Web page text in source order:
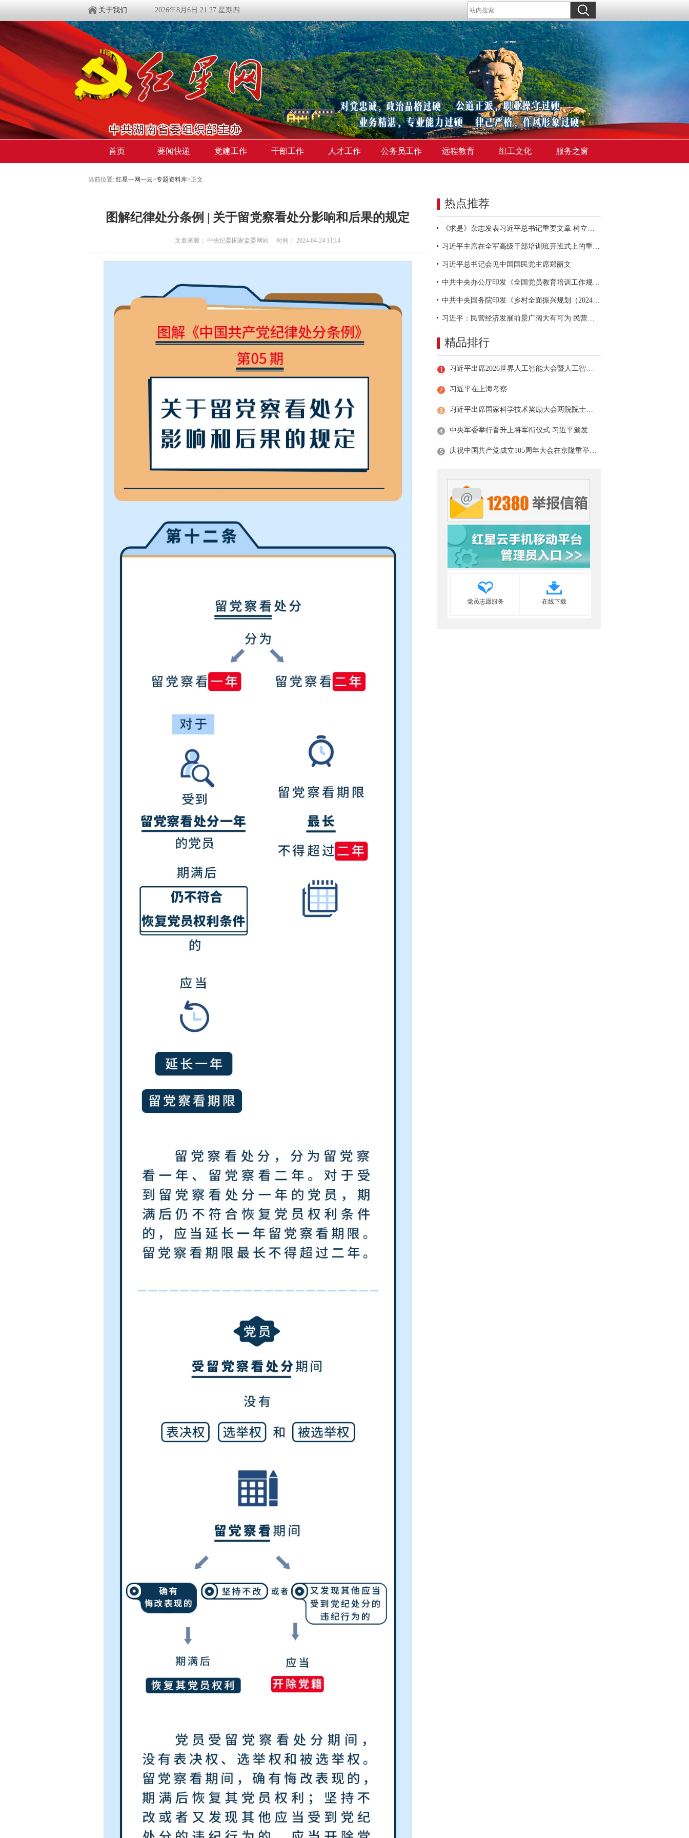
关于我们 2026年8月6日 21:27 星期四
首页 要闻快递 党建工作 干部工作 人才工作 公务员工作 远程教育 组工文化 服务之窗
当前位置: 红星一网一云>专题资料库>正文
图解纪律处分条例 | 关于留党察看处分影响和后果的规定
文章来源： 中央纪委国家监委网站 时间： 2024-04-24 11:14
热点推荐
《求是》杂志发表习近平总书记重要文章 树立和践行正确政绩观
习近平主席在全军高级干部培训班开班式上的重要讲话引领全军开展思想整风、深化政治整训
习近平总书记会见中国国民党主席郑丽文
中共中央办公厅印发《全国党员教育培训工作规划（2024－2028年）》
中共中央国务院印发《乡村全面振兴规划（2024—2027年）》
习近平：民营经济发展前景广阔大有可为 民营企业和民营企业家大显身手正当其时
精品排行
习近平出席2026世界人工智能大会暨人工智能全球治理高级别会议开幕式并发表主旨讲话
习近平在上海考察
习近平出席国家科学技术奖励大会两院院士大会中国科协第十一次全国代表大会并发表重要讲话
中央军委举行晋升上将军衔仪式 习近平颁发命令状并向晋衔的军官表示祝贺
庆祝中国共产党成立105周年大会在京隆重举行 习近平发表重要讲话
党员志愿服务 在线下载